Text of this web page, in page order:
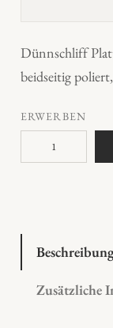
Dünnschliff
beidseitig
ERWERBEN
a
a
Zusätzliche